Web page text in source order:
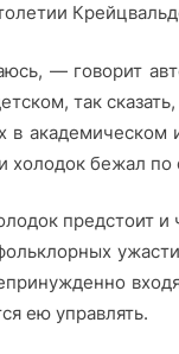
— говорит
так
в академическом
холодок бежал по
предстоит
ею управлять.